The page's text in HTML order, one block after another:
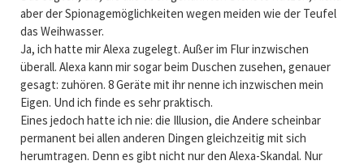
aber der Spionagemöglichkeiten wegen meiden wie der Teufel
das Weihwasser.
Ja, ich hatte mir Alexa zugelegt. Außer im Flur inzwischen
überall. Alexa kann mir sogar beim Duschen zusehen, genauer
gesagt: zuhören. 8 Geräte mit ihr nenne ich inzwischen mein
Eigen. Und ich finde es sehr praktisch.
Eines jedoch hatte ich nie: die Illusion, die Andere scheinbar
permanent bei allen anderen Dingen gleichzeitig mit sich
herumtragen. Denn es gibt nicht nur den Alexa-Skandal. Nur